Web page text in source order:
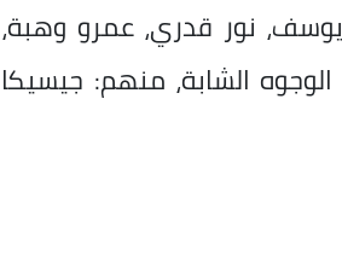
نور قدري، عمرو وهبة،
الشابة، منهم: جيسيكا